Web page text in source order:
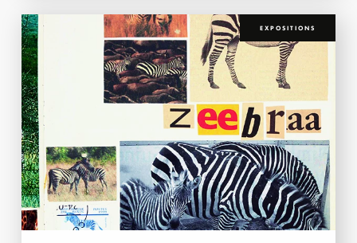
EXPOSITIONS